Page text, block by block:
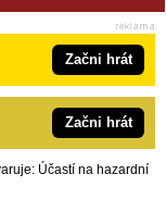
Začni hrát
Začni hrát
Účastí na hazardní